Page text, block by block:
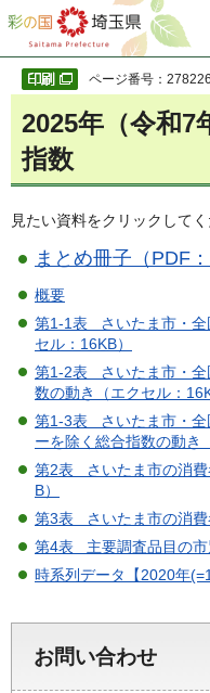
彩の国 埼玉県
ページ番号：278226
2025年（令和7
指数
見たい資料をクリックしてく
まとめ冊子（PDF：
概要
第1-1表 さいたま市・全
セル：16KB）
第1-2表 さいたま市・全
数の動き（エクセル：
第1-3表 さいたま市・全
ーを除く総合指数の動き
第2表 さいたま市の消費
B）
第3表 さいたま市の消費
第4表 主要調査品目の市
時系列データ【2020年
お問い合わせ